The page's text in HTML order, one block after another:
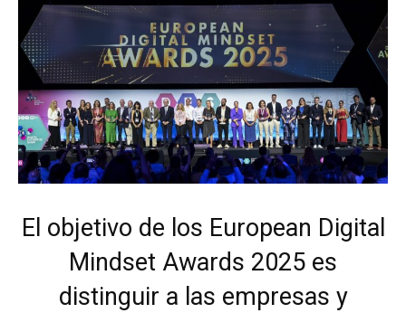
El objetivo de los European Digital
Mindset Awards 2025 es
distinguir a las empresas y